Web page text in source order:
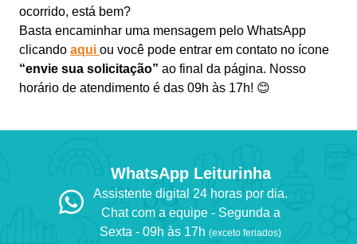
ocorrido, está bem?
Basta encaminhar uma mensagem pelo WhatsApp
clicando aqui ou você pode entrar em contato no ícone
“envie sua solicitação” ao final da página. Nosso
horário de atendimento é das 09h às 17h! 😊
WhatsApp Leiturinha
Assistente digital 24 horas por dia.
Chat com a equipe - Segunda a
Sexta - 09h às 17h(exceto feriados)